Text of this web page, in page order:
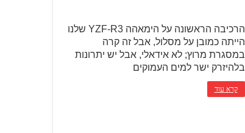
הרכיבה הראשונה על הימאהה YZF-R3 שלנו
הייתה כמובן על מסלול, אבל זה קרה
במסגרת מרוץ; לא אידאלי, אבל יש יתרונות
בלהיזרק ישר למים העמוקים
קרא עוד